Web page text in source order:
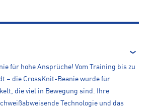
für hohe Ansprüche! Vom Training bis zu
– die CrossKnit-Beanie wurde für
die viel in Bewegung sind. Ihre
Technologie und das